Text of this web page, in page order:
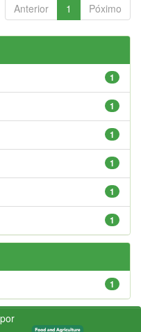
Anterior 1 Póximo
1
1
1
1
1
1
1